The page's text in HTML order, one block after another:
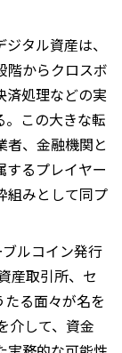
タル資産は、
階からクロスボ
済処理などの実
。この大きな転
者、金融機関と
するプレイヤー
組みとして同プ
ルコイン発行
産取引所、セ
る面々が名を
介して、資金